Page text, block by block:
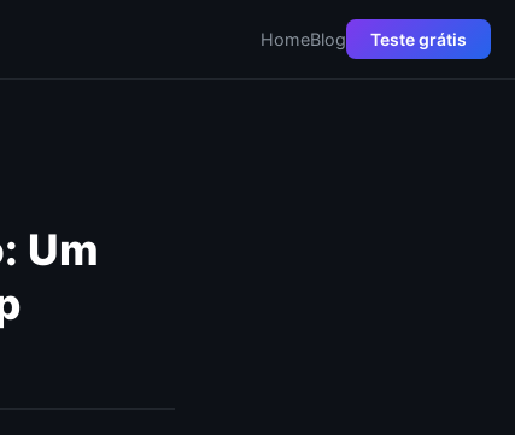
HomeBlog Teste grátis
Um